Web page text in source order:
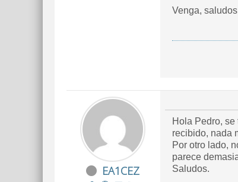
Venga,
EA1CEZ
Hola Pedro,
recibido, nada
Por otro lado,
parece
Saludos.